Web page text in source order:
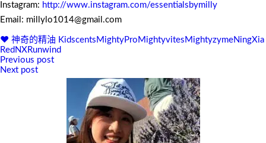
Instagram: http://www.instagram.com/essentialsbymilly
Email: millylo1014@gmail.com
♥ 神奇的精油 Kidscents MightyPro Mightyvites MightyzymeNingXia
Red NXRunwind
文
Previous post
Next post